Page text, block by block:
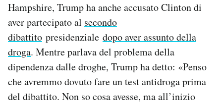
Hampshire, Trump ha anche accusato Clinton di
aver partecipato al secondo
dibattito presidenziale dopo aver assunto della
droga. Mentre parlava del problema della
dipendenza dalle droghe, Trump ha detto: «Penso
che avremmo dovuto fare un test antidroga prima
del dibattito. Non so cosa avesse, ma all’inizio